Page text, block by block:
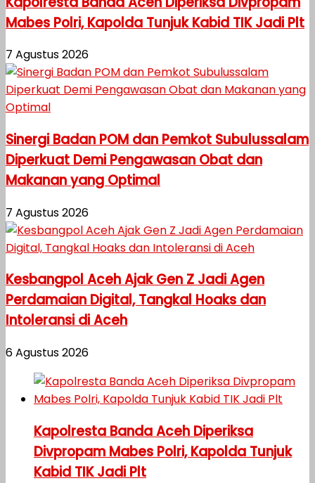
Mabes Polri, Kapolda Tunjuk Kabid TIK Jadi Plt
7 Agustus 2026
Sinergi Badan POM dan Pemkot Subulussalam
Diperkuat Demi Pengawasan Obat dan
Makanan yang Optimal
7 Agustus 2026
Kesbangpol Aceh Ajak Gen Z Jadi Agen
Perdamaian Digital, Tangkal Hoaks dan
Intoleransi di Aceh
6 Agustus 2026
Kapolresta Banda Aceh Diperiksa
Divpropam Mabes Polri, Kapolda Tunjuk
Kabid TIK Jadi Plt